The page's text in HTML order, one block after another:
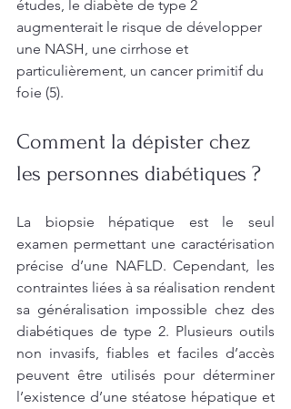
études, le diabète de type 2
augmenterait le risque de développer
une NASH, une cirrhose et
particulièrement, un cancer primitif du
foie (5).
Comment la dépister chez
les personnes diabétiques ?
La biopsie hépatique est le seul
examen permettant une caractérisation
précise d’une NAFLD. Cependant, les
contraintes liées à sa réalisation rendent
sa généralisation impossible chez des
diabétiques de type 2. Plusieurs outils
non invasifs, fiables et faciles d’accès
peuvent être utilisés pour déterminer
l’existence d’une stéatose hépatique et